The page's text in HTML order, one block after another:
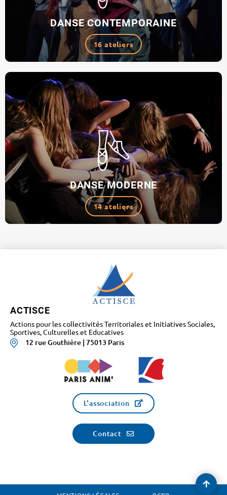
DANSE CONTEMPORAINE
16 ateliers
DANSE MODERNE
14 ateliers
ACTISCE
Actions pour les collectivités Territoriales et Initiatives Sociales,
Sportives, Culturelles et Educatives
12 rue Gouthière | 75013 Paris
L'association
Contact